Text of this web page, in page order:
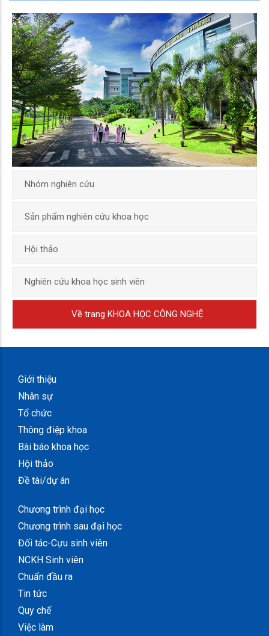
Nhóm nghiên cứu
Sản phẩm nghiên cứu khoa học
Hội thảo
Nghiên cứu khoa học sinh viên
Về trang KHOA HỌC CÔNG NGHỆ
Giới thiệu
Nhân sự
Tổ chức
Thông điệp khoa
Bài báo khoa học
Hội thảo
Đề tài/dự án
Chương trình đại học
Chương trình sau đại học
Đối tác-Cựu sinh viên
NCKH Sinh viên
Chuẩn đầu ra
Tin tức
Quy chế
Việc làm